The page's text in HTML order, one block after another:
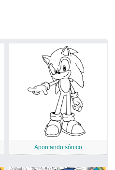
Apontando sônico